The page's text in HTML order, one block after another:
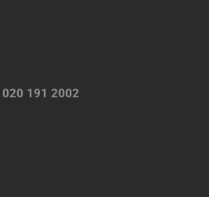
020 191 2002